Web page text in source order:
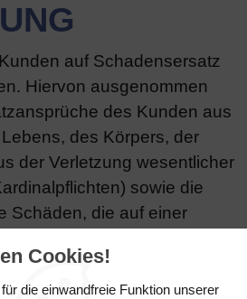
Cookies!
die einwandfreie Funktion unserer
auf Schadensersatz
Hiervon ausgenommen
des Kunden aus
des Körpers, der
der Verletzung wesentlicher
sowie die
Schäden, die auf einer
fahrlässigen
Anbieters, seiner
oder Erfüllungsgehilfen